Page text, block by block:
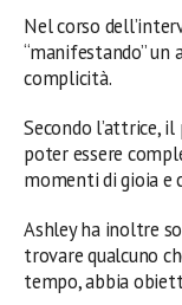
Nel corso
“manifestando”
complicità.
Secondo l’attrice,
poter essere
momenti di gioia e
Ashley ha inoltre
trovare qualcuno
tempo, abbia